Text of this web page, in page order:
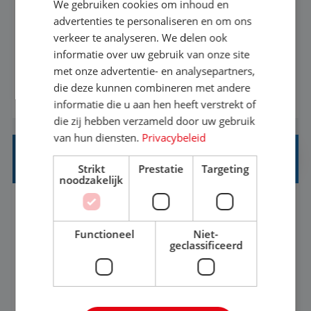
Met jouw ervaring in de reisbranche of
achtergrond in toerisme ben je klaar voor de
volgende stap. Vanaf je stoel reis je de hele
wereld over en speel je moeiteloos in op de
wensen van je team, je klant en wat er in de
reiswereld gebeurt. Met je enthousiasme weet je
klanten te overtuigen om die droomreis te
boeken! ...
BEKIJK VACATURE
REISADVISEUR ALLROUND
Aalsmeer, Noord-Holland, Nederland
33-36 uur
MBO
Een vakantie plannen is het leukste dat er is. Of
het nu voor jezelf is, of voor een ander: jij vindt
We gebruiken cookies om inhoud en
advertenties te personaliseren en om ons
verkeer te analyseren. We delen ook
informatie over uw gebruik van onze site
met onze advertentie- en analysepartners,
die deze kunnen combineren met andere
informatie die u aan hen heeft verstrekt of
die zij hebben verzameld door uw gebruik
van hun diensten. Privacybeleid
Strikt
noodzakelijk
Prestatie Targeting
Functioneel
Niet-
geclassificeerd